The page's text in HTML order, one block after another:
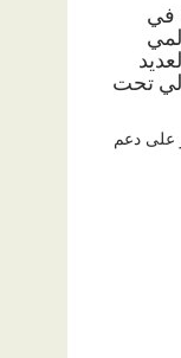
في
تحت
على دعم